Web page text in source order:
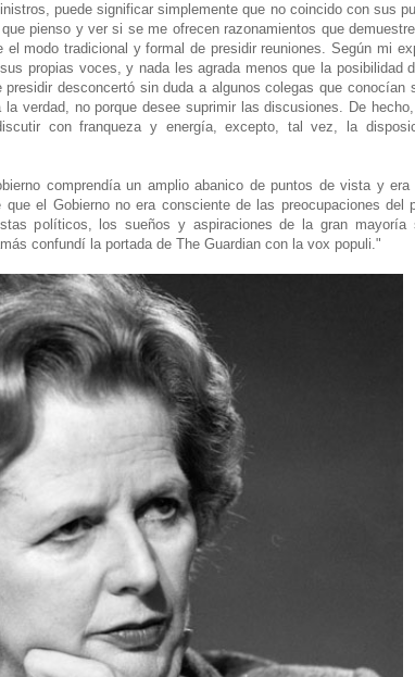
puede significar simplemente que no coincido con sus
pienso y ver si se me ofrecen razonamientos que
modo tradicional y formal de presidir reuniones. Según mi
propias voces, y nada les agrada menos que la posibilidad
desconcertó sin duda a algunos colegas que conocían
verdad, no porque desee suprimir las discusiones. De
con franqueza y energía, excepto, tal vez, la
comprendía un amplio abanico de puntos de vista y
el Gobierno no era consciente de las preocupaciones del
políticos, los sueños y aspiraciones de la gran mayoría
confundí la portada de The Guardian con la vox populi."